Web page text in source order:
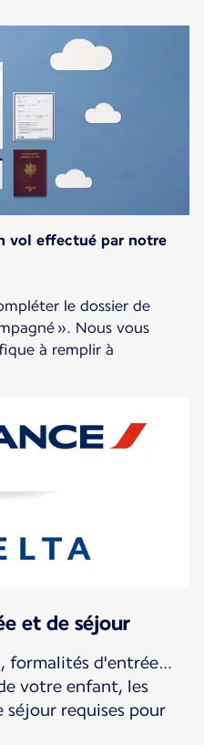
vol effectué par notre
le dossier de
». Nous vous
à remplir à
et de séjour
formalités d'entrée…
votre enfant, les
requises pour